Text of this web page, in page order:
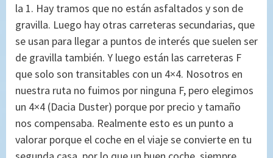
la 1. Hay tramos que no están asfaltados y son de
gravilla. Luego hay otras carreteras secundarias, que
se usan para llegar a puntos de interés que suelen ser
de gravilla también. Y luego están las carreteras F
que solo son transitables con un 4×4. Nosotros en
nuestra ruta no fuimos por ninguna F, pero elegimos
un 4×4 (Dacia Duster) porque por precio y tamaño
nos compensaba. Realmente esto es un punto a
valorar porque el coche en el viaje se convierte en tu